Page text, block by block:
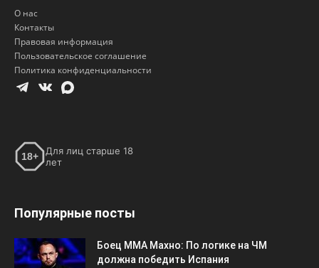
О нас
Контакты
Правовая информация
Пользовательское соглашение
Политика конфиденциальности
18+
Для лиц старше 18
лет
Популярные посты
Боец ММА Махно: По логике на ЧМ
должна победить Испания